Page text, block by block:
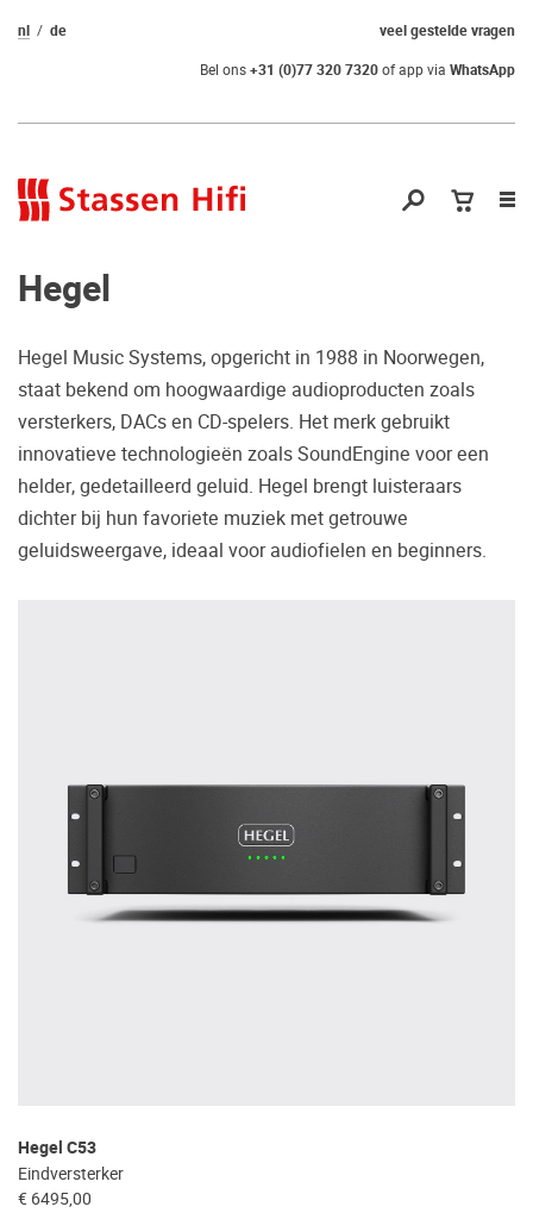
Nog geen keuze
gemaakt?
Waarom komt u niet bij ons luisteren?
Zo maakt u zeker de juiste keuze.
luisterkasteel te beluisteren.
Maak een luisterafspraak.
veel gestelde vragen
nl de
Bel ons+31 (0)77 320 7320of app via WhatsApp
Hegel
Hegel Music Systems, opgericht in 1988 in Noorwegen,
staat bekend om hoogwaardige audioproducten zoals
versterkers, DACs en CD-spelers. Het merk gebruikt
innovatieve technologieën zoals SoundEngine voor een
helder, gedetailleerd geluid. Hegel brengt luisteraars
dichter bij hun favoriete muziek met getrouwe
geluidsweergave, ideaal voor audiofielen en beginners.
Hegel C53
Eindversterker
€ 6495,00